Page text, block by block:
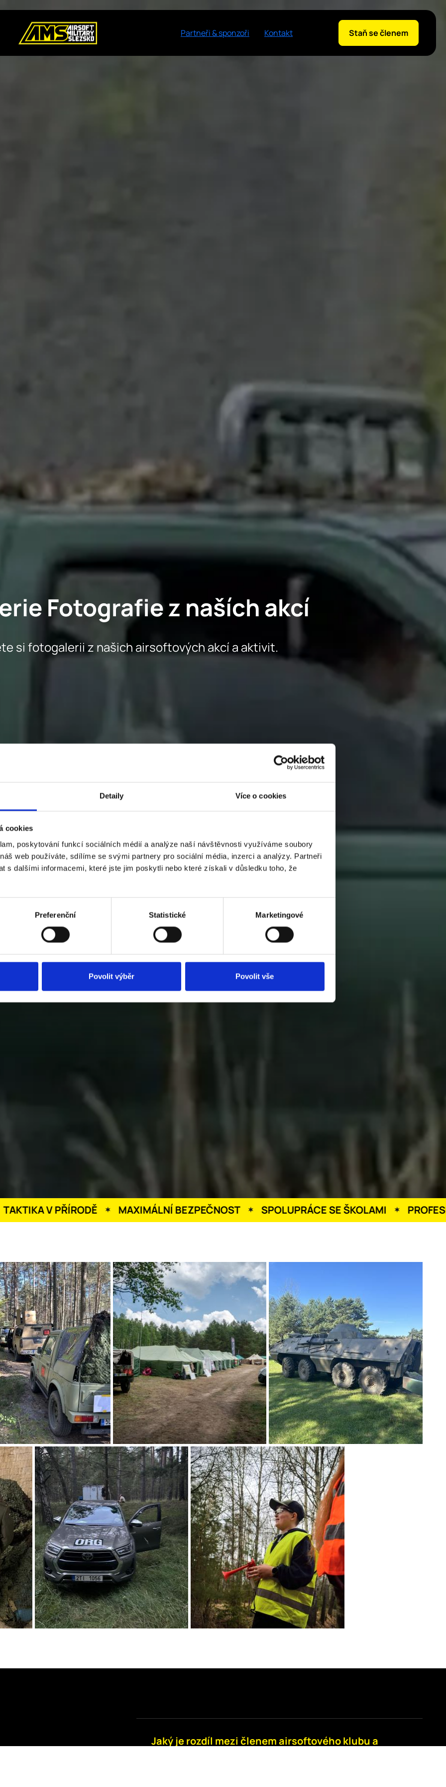
Detaily Více o cookies
cookies
poskytování funkcí sociálních médií a analýze naší návštěvnosti využíváme soubory
web používáte, sdílíme se svými partnery pro sociální média, inzerci a analýzy. Partneři
s dalšími informacemi, které jste jim poskytli nebo které získali v důsledku toho, že
Preferenční Statistické Marketingové
Povolit výběr Povolit vše
Partneři & sponzoři Kontakt Staň se členem
Fotografie z naších akcí
si fotogalerii z našich airsoftových akcí a aktivit.
V PŘÍRODĚ MAXIMÁLNÍ BEZPEČNOST SPOLUPRÁCE SE ŠKOLAMI
Jaký je rozdíl mezi členem airsoftového klubu a